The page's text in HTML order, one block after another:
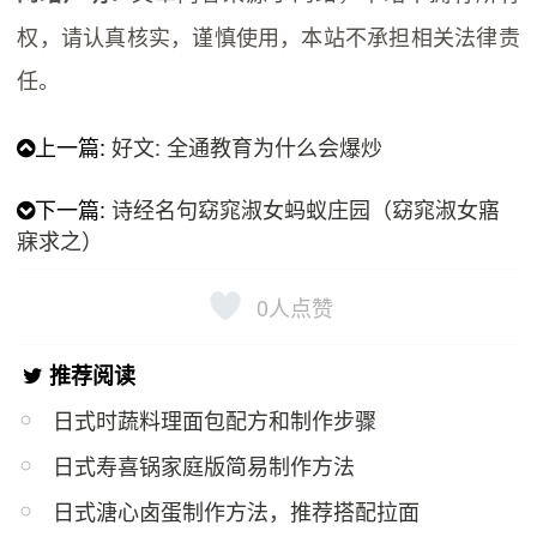
权，请认真核实，谨慎使用，本站不承担相关法律责
任。
上一篇:好文: 全通教育为什么会爆炒
下一篇:诗经名句窈窕淑女蚂蚁庄园（窈窕淑女寤
寐求之）
0人点赞
推荐阅读
日式时蔬料理面包配方和制作步骤
日式寿喜锅家庭版简易制作方法
日式溏心卤蛋制作方法，推荐搭配拉面